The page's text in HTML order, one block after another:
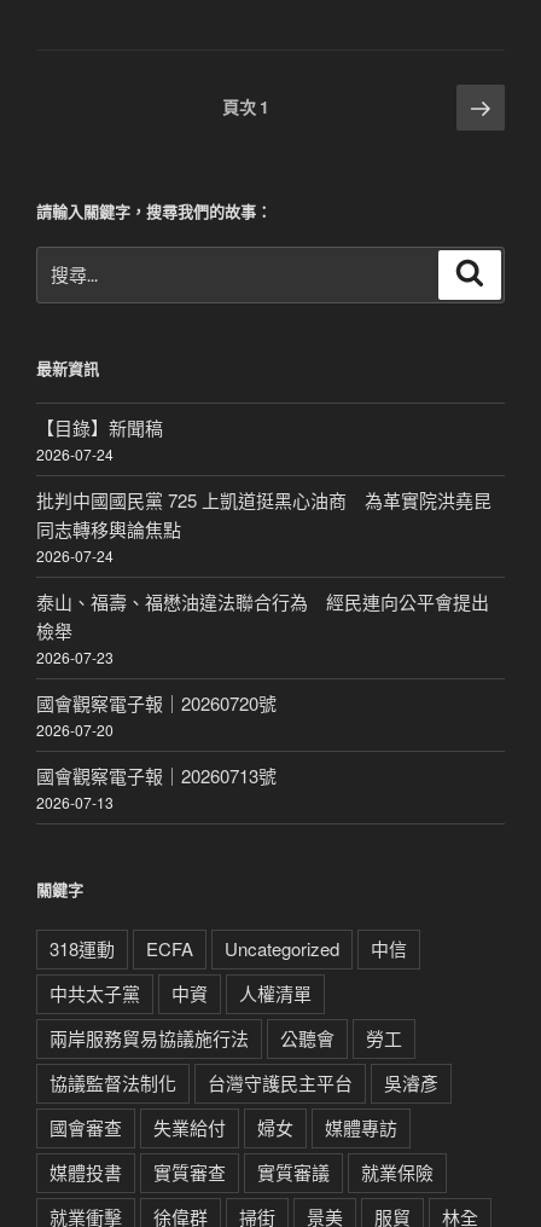
頁
頁次 1 下
一
請輸入關鍵字，搜尋我們的故事：
尋
字:
最新資訊
【目錄】新聞稿
2026-07-24
批判中國國民黨 725 上凱道挺黑心油商 為革實院洪堯昆
同志轉移輿論焦點
2026-07-24
泰山、福壽、福懋油違法聯合行為 經民連向公平會提出
檢舉
2026-07-23
國會觀察電子報｜20260720號
2026-07-20
國會觀察電子報｜20260713號
2026-07-13
關鍵字
318運動 ECFA Uncategorized
中信
中共太子黨
中資
人權清單
兩岸服務貿易協議施行法
公聽會
勞工
協議監督法制化
台灣守護民主平台
吳濬彥
國會審查
失業給付 婦女
媒體專訪
媒體投書
實質審查 實質審議
就業保險
就業衝擊
徐偉群 掃街 景美 服貿 林全